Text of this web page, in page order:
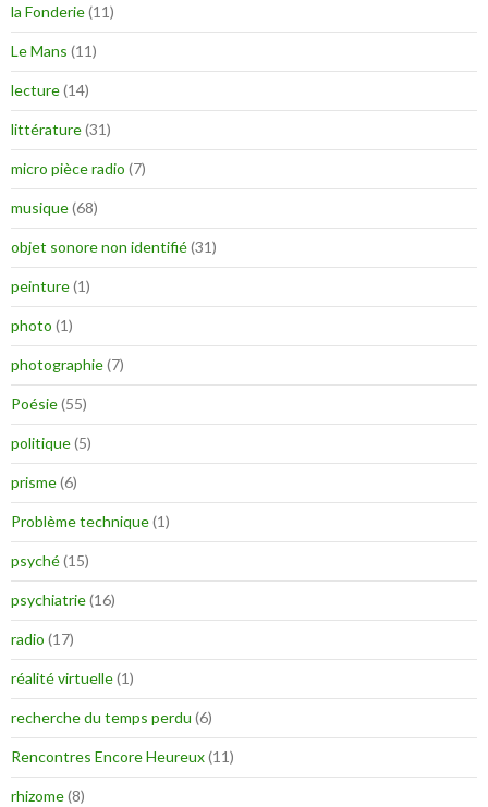
la Fonderie(11)
Le Mans (11)
lecture(14)
littérature(31)
micro pièce radio (7)
musique(68)
objet sonore non identifié(31)
peinture(1)
photo (1)
photographie(7)
Poésie(55)
politique(5)
prisme(6)
Problème technique(1)
psyché(15)
psychiatrie(16)
radio (17)
réalité virtuelle(1)
recherche du temps perdu (6)
Rencontres Encore Heureux(11)
rhizome(8)